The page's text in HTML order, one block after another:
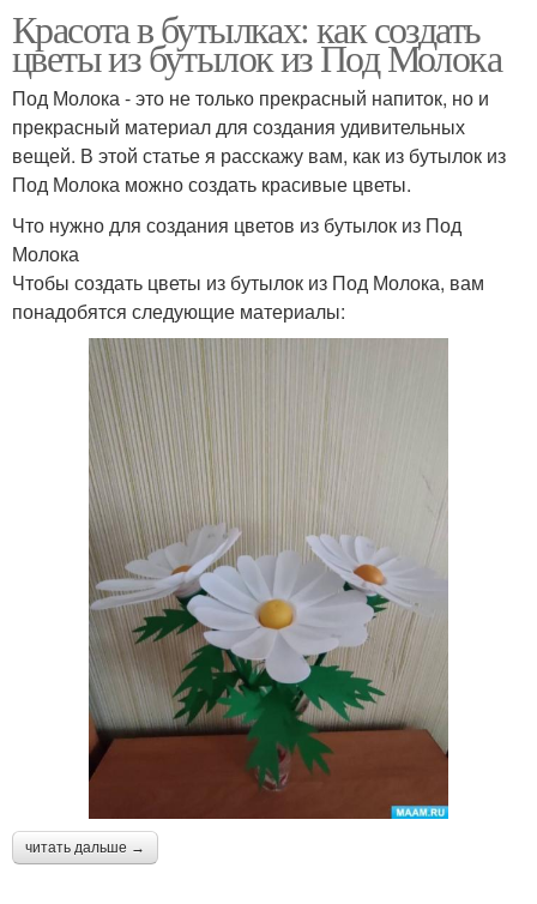
Красота в бутылках: как создать
цветы из бутылок из Под Молока
Под Молока - это не только прекрасный напиток, но и
прекрасный материал для создания удивительных
вещей. В этой статье я расскажу вам, как из бутылок из
Под Молока можно создать красивые цветы.
Что нужно для создания цветов из бутылок из Под
Молока
Чтобы создать цветы из бутылок из Под Молока, вам
понадобятся следующие материалы:
читать дальше →